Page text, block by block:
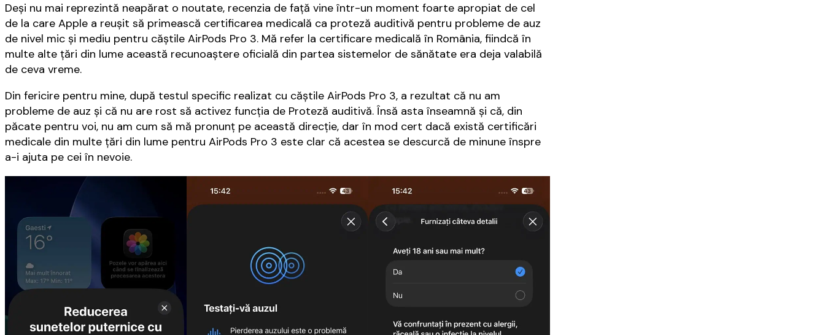
Deși nu mai reprezintă neapărat o noutate, recenzia de față vine într-un moment foarte apropiat de cel
de la care Apple a reușit să primească certificarea medicală ca proteză auditivă pentru probleme de auz
de nivel mic și mediu pentru căștile AirPods Pro 3. Mă refer la certificare medicală în România, fiindcă în
multe alte țări din lume această recunoaștere oficială din partea sistemelor de sănătate era deja valabilă
de ceva vreme.
Din fericire pentru mine, după testul specific realizat cu căștile AirPods Pro 3, a rezultat că nu am
probleme de auz și că nu are rost să activez funcția de Proteză auditivă. Însă asta înseamnă și că, din
păcate pentru voi, nu am cum să mă pronunț pe această direcție, dar în mod cert dacă există certificări
medicale din multe țări din lume pentru AirPods Pro 3 este clar că acestea se descurcă de minune înspre
a-i ajuta pe cei în nevoie.